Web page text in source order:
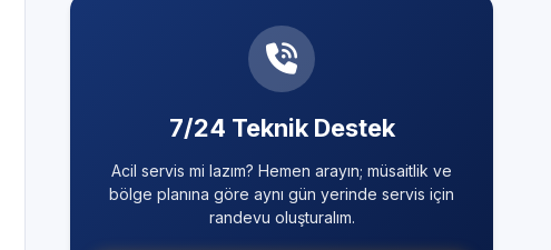
7/24 Teknik Destek
Acil servis mi lazım? Hemen arayın; müsaitlik ve
bölge planına göre aynı gün yerinde servis için
randevu oluşturalım.